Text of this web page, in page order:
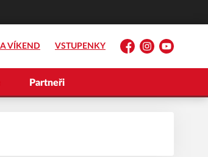
VÍKEND VSTUPENKY
FacebookInstagramYouTube
Partneři